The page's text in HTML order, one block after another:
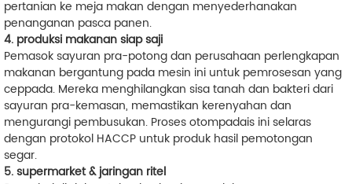
pertanian ke meja makan dengan menyederhanakan
penanganan pasca panen.
4. produksi makanan siap saji
Pemasok sayuran pra-potong dan perusahaan perlengkapan
makanan bergantung pada mesin ini untuk pemrosesan yang
ceppada. Mereka menghilangkan sisa tanah dan bakteri dari
sayuran pra-kemasan, memastikan kerenyahan dan
mengurangi pembusukan. Proses otompadais ini selaras
dengan protokol HACCP untuk produk hasil pemotongan
segar.
5. supermarket & jaringan ritel